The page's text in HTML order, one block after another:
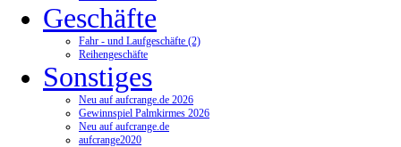
Geschäfte
Fahr - und Laufgeschäfte (2)
Reihengeschäfte
Sonstiges
Neu auf aufcrange.de 2026
Gewinnspiel Palmkirmes 2026
Neu auf aufcrange.de
aufcrange2020